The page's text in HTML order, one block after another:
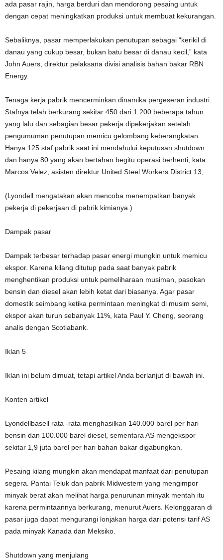
ada pasar rajin, harga berduri dan mendorong pesaing untuk
dengan cepat meningkatkan produksi untuk membuat kekurangan.
Sebaliknya, pasar memperlakukan penutupan sebagai “kerikil di
danau yang cukup besar, bukan batu besar di danau kecil,” kata
John Auers, direktur pelaksana divisi analisis bahan bakar RBN
Energy.
Tenaga kerja pabrik mencerminkan dinamika pergeseran industri.
Stafnya telah berkurang sekitar 450 dari 1.200 beberapa tahun
yang lalu dan sebagian besar pekerja dipekerjakan setelah
pengumuman penutupan memicu gelombang keberangkatan.
Hanya 125 staf pabrik saat ini mendahului keputusan shutdown
dan hanya 80 yang akan bertahan begitu operasi berhenti, kata
Marcos Velez, asisten direktur United Steel Workers District 13,
(Lyondell mengatakan akan mencoba menempatkan banyak
pekerja di pekerjaan di pabrik kimianya.)
Dampak pasar
Dampak terbesar terhadap pasar energi mungkin untuk memicu
ekspor. Karena kilang ditutup pada saat banyak pabrik
menghentikan produksi untuk pemeliharaan musiman, pasokan
bensin dan diesel akan lebih ketat dari biasanya. Agar pasar
domestik seimbang ketika permintaan meningkat di musim semi,
ekspor akan turun sebanyak 11%, kata Paul Y. Cheng, seorang
analis dengan Scotiabank.
Iklan 5
Iklan ini belum dimuat, tetapi artikel Anda berlanjut di bawah ini.
Konten artikel
Lyondellbasell rata -rata menghasilkan 140.000 barel per hari
bensin dan 100.000 barel diesel, sementara AS mengekspor
sekitar 1,9 juta barel per hari bahan bakar digabungkan.
Pesaing kilang mungkin akan mendapat manfaat dari penutupan
segera. Pantai Teluk dan pabrik Midwestern yang mengimpor
minyak berat akan melihat harga penurunan minyak mentah itu
karena permintaannya berkurang, menurut Auers. Kelonggaran di
pasar juga dapat mengurangi lonjakan harga dari potensi tarif AS
pada minyak Kanada dan Meksiko.
Shutdown yang menjulang